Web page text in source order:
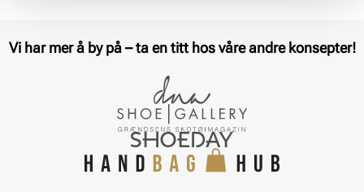
Vi har mer å by på – ta en titt hos våre andre konsepter!